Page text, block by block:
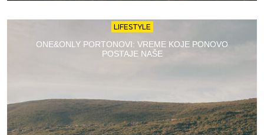
LIFESTYLE
ONE&ONLY PORTONOVI: VREME KOJE PONOVO
POSTAJE NAŠE